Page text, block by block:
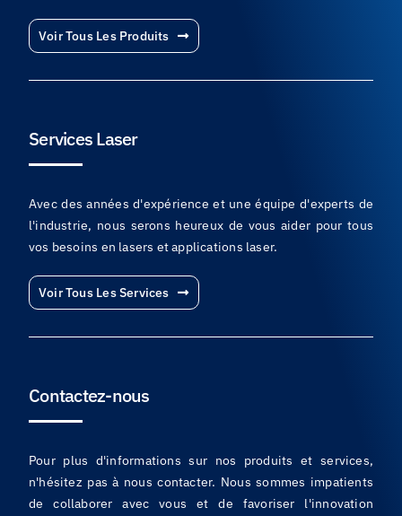
Voir Tous Les Produits
Services Laser
Avec des années d'expérience et une équipe d'experts de
l'industrie, nous serons heureux de vous aider pour tous
vos besoins en lasers et applications laser.
Voir Tous Les Services
Contactez-nous
Pour plus d'informations sur nos produits et services,
n'hésitez pas à nous contacter. Nous sommes impatients
de collaborer avec vous et de favoriser l'innovation